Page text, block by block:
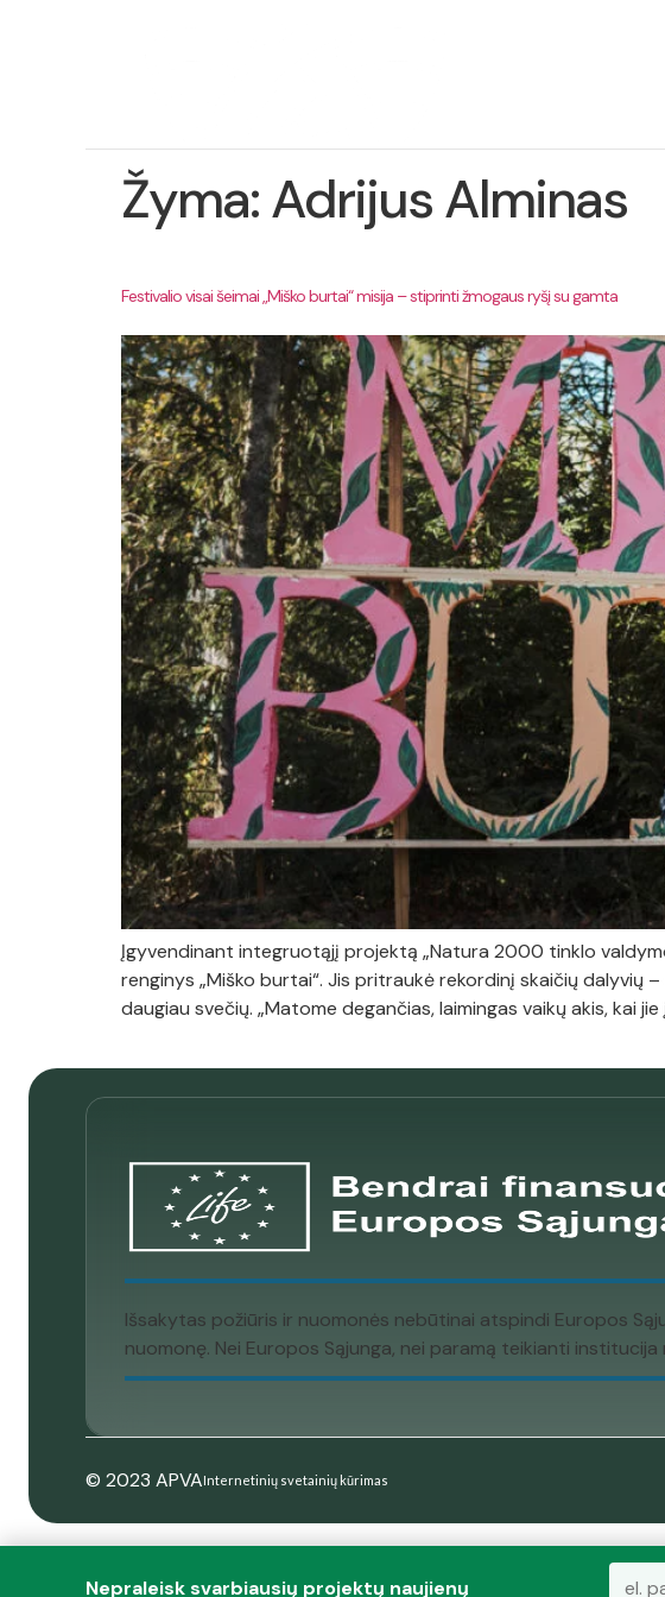
Žyma:Adrijus Alminas
Festivalio visai šeimai „Miško burtai“ misija – stiprinti žmogaus ryšį su gamta
Įgyvendinant integruotąjį projektą „Natura 2000 tinklo
renginys „Miško burtai“. Jis pritraukė rekordinį skaičių dalyvių
daugiau svečių. „Matome degančias, laimingas vaikų akis, kai
Išsakytas požiūris ir nuomonės nebūtinai atspindi Europos
nuomonę. Nei Europos Sąjunga, nei paramą teikianti
© 2023 APVAInternetinių svetainių kūrimas
Nepraleisk svarbiausių projektų naujienų